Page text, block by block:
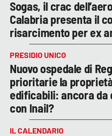
Sogas, il crac
Calabria presenta il
risarcimento per ex
PRESIDIO UNICO
Nuovo ospedale di
prioritarie la
edificabili: ancora da
con Inail?
IL CALENDARIO